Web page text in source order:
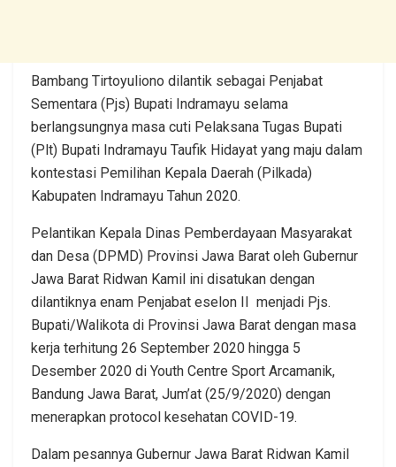
Bambang Tirtoyuliono dilantik sebagai Penjabat
Sementara (Pjs) Bupati Indramayu selama
berlangsungnya masa cuti Pelaksana Tugas Bupati
(Plt) Bupati Indramayu Taufik Hidayat yang maju dalam
kontestasi Pemilihan Kepala Daerah (Pilkada)
Kabupaten Indramayu Tahun 2020.
Pelantikan Kepala Dinas Pemberdayaan Masyarakat
dan Desa (DPMD) Provinsi Jawa Barat oleh Gubernur
Jawa Barat Ridwan Kamil ini disatukan dengan
dilantiknya enam Penjabat eselon II menjadi Pjs.
Bupati/Walikota di Provinsi Jawa Barat dengan masa
kerja terhitung 26 September 2020 hingga 5
Desember 2020 di Youth Centre Sport Arcamanik,
Bandung Jawa Barat, Jum’at (25/9/2020) dengan
menerapkan protocol kesehatan COVID-19.
Dalam pesannya Gubernur Jawa Barat Ridwan Kamil